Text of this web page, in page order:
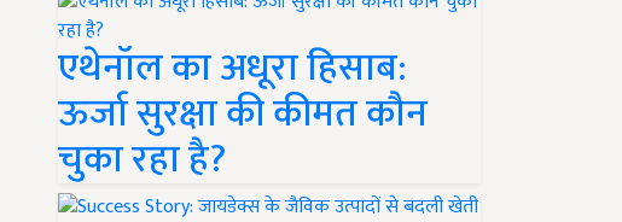
एथेनॉल का अधूरा हिसाब:
ऊर्जा सुरक्षा की कीमत कौन
चुका रहा है?